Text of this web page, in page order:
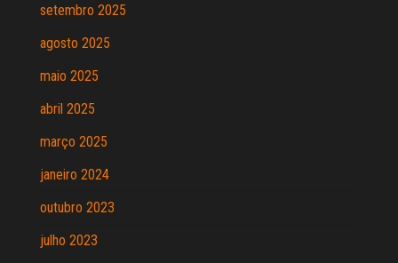
setembro 2025
agosto 2025
maio 2025
abril 2025
março 2025
janeiro 2024
outubro 2023
julho 2023